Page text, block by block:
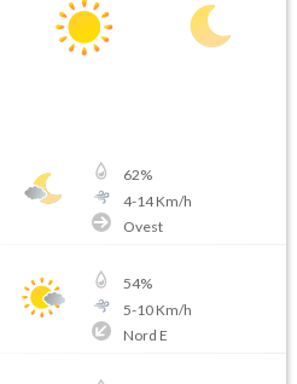
62%
4-14Km/h
Ovest
54%
5-10Km/h
Nord E